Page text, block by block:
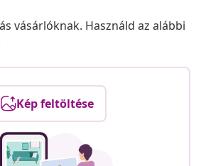
vásárlóknak. Használd az alábbi
Kép feltöltése